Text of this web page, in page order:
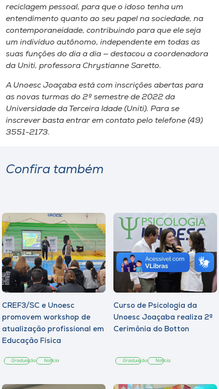
reciclagem pessoal, para que o idoso tenha um
entendimento quanto ao seu papel na sociedade, na
contemporaneidade, contribuindo para que ele seja
um indivíduo autônomo, independente em todas as
suas funções do dia a dia — destacou a coordenadora
da Uniti, professora Chrystianne Saretto.
A Unoesc Joaçaba está com inscrições abertas para
as novas turmas do 2º semestre de 2022 da
Universidade da Terceira Idade (Uniti). Para se
inscrever basta entrar em contato pelo telefone (49)
3551-2173.
Confira também
CREF3/SC e Unoesc
promovem workshop de
atualização profissional em
Educação Física
Graduação Notícia
Curso de Psicologia da
Unoesc Joaçaba realiza 2ª
Cerimônia do Botton
Graduação Notícia